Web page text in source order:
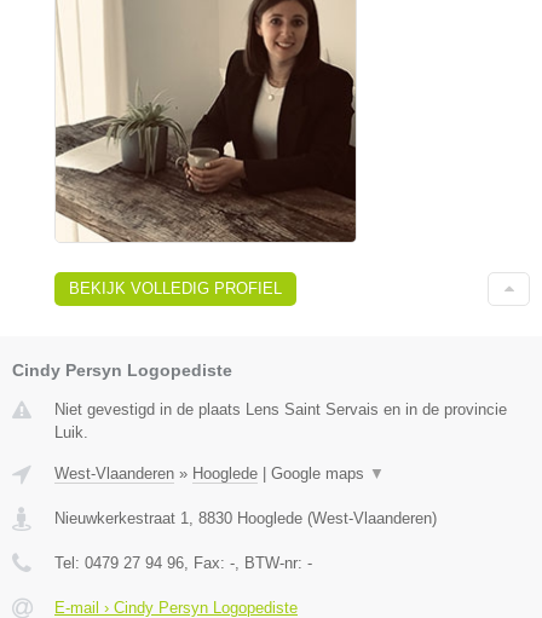
BEKIJK VOLLEDIG PROFIEL
Cindy Persyn Logopediste
Niet gevestigd in de plaats Lens Saint Servais en in de provincie
Luik.
West-Vlaanderen » Hooglede | Google maps ▼
Nieuwkerkestraat 1 8830 Hooglede (West-Vlaanderen)
Tel: 0479 27 94 96 , Fax: - , BTW-nr: -
E-mail › Cindy Persyn Logopediste